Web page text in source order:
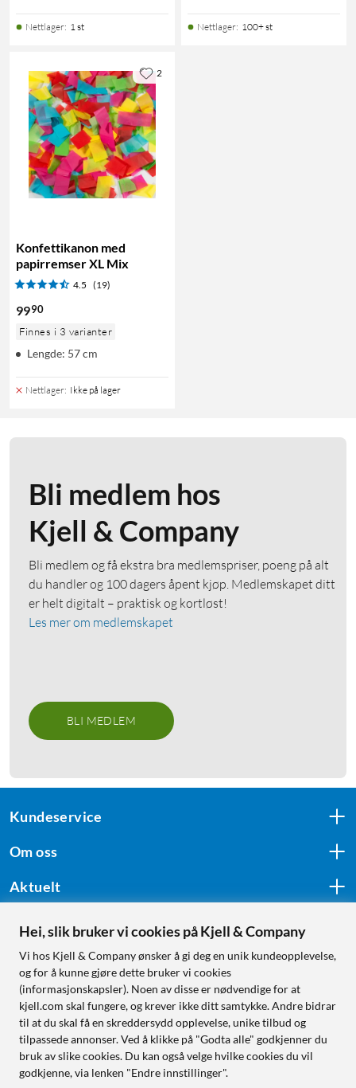
Nettlager: 1 st Nettlager: 100+ st
Konfettikanon med
papirremser XL Mix
4.5 (19)
9990
Finnes i 3 varianter
Lengde: 57 cm
Nettlager: Ikke på lager
2
Bli medlem hos
Kjell & Company
Bli medlem og få ekstra bra medlemspriser, poeng på alt
du handler og 100 dagers åpent kjøp. Medlemskapet ditt
er helt digitalt – praktisk og kortløst!
Les mer om medlemskapet
BLI MEDLEM
Kundeservice
Om oss
Aktuelt
Følg oss
Handle fra:
Sverige
Norge
Hei, slik bruker vi cookies på Kjell & Company
Vi hos Kjell & Company ønsker å gi deg en unik kundeopplevelse,
og for å kunne gjøre dette bruker vi cookies
(informasjonskapsler). Noen av disse er nødvendige for at
kjell.com skal fungere, og krever ikke ditt samtykke. Andre bidrar
til at du skal få en skreddersydd opplevelse, unike tilbud og
tilpassede annonser. Ved å klikke på "Godta alle" godkjenner du
bruk av slike cookies. Du kan også velge hvilke cookies du vil
godkjenne, via lenken "Endre innstillinger".